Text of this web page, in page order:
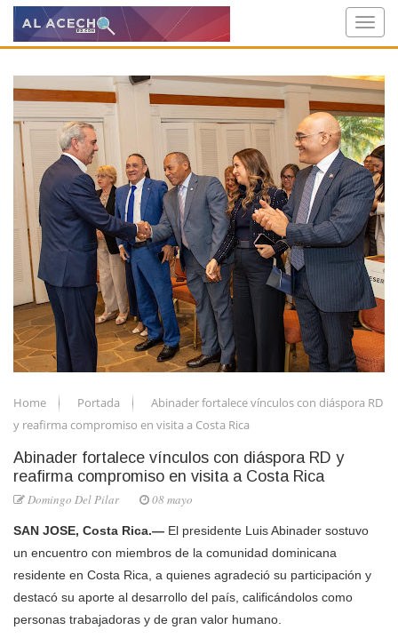
Home Portada
Abinader fortalece vínculos con diáspora RD
y reafirma compromiso en visita a Costa Rica
Abinader fortalece vínculos con diáspora RD y
reafirma compromiso en visita a Costa Rica
Domingo Del Pilar 08 mayo
SAN JOSE, Costa Rica.— El presidente Luis Abinader sostuvo
un encuentro con miembros de la comunidad dominicana
residente en Costa Rica, a quienes agradeció su participación y
destacó su aporte al desarrollo del país, calificándolos como
personas trabajadoras y de gran valor humano.